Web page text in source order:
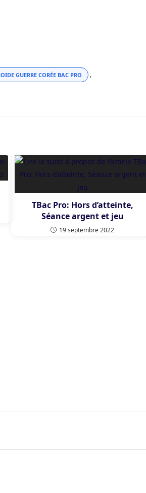
GUERRE CORÉE BAC PRO ,
TBac Pro: Hors d’atteinte,
Séance argent et jeu
19 septembre 2022